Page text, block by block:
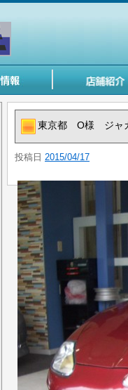
東京都 O様 ジャ
投稿日 2015/04/17